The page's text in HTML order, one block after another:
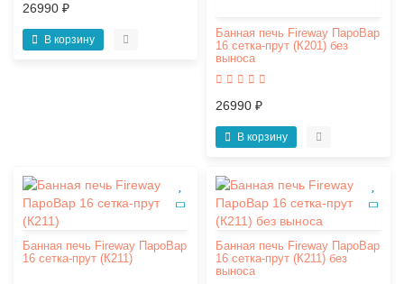
26990 ₽
В корзину
Банная печь Fireway ПароВар
16 сетка-прут (К201) без
выноса
26990 ₽
В корзину
Банная печь Fireway ПароВар
16 сетка-прут (К211)
Банная печь Fireway ПароВар
16 сетка-прут (К211) без
выноса